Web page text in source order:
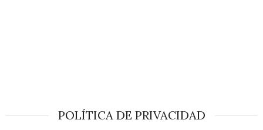
POLÍTICA DE PRIVACIDAD